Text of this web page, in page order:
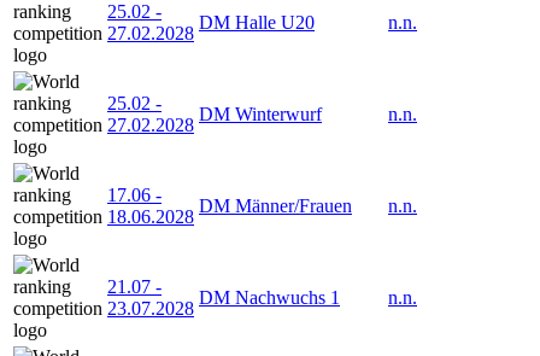
25.02 -
27.02.2028
DM Halle U20 n.n.
25.02 -
27.02.2028
DM Winterwurf n.n.
17.06 -
18.06.2028
DM Männer/Frauen n.n.
21.07 -
23.07.2028
DM Nachwuchs 1 n.n.